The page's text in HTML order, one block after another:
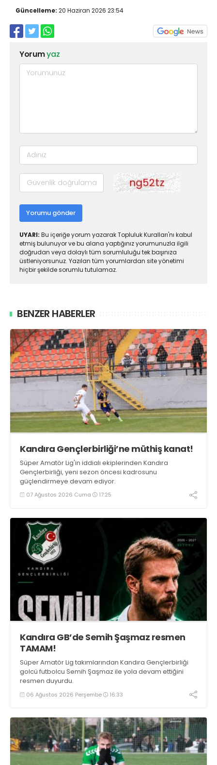
Güncelleme: 20 Haziran 2026 23:54
Yorumyaz
Yorumu gönder
UYARI: Bu içeriğe yorum yazarak Topluluk Kuralları'nı kabul
etmiş bulunuyor ve bu alana yaptığınız yorumunuzla ilgili
doğrudan veya dolaylı tüm sorumluluğu tek başınıza
üstleniyorsunuz. Yazılan tüm yorumlardan site yönetimi
hiçbir şekilde sorumlu tutulamaz.
BENZER HABERLER
Kandıra Gençlerbirliği’ne müthiş kanat!
Süper Amatör Lig'in iddialı ekiplerinden Kandıra
Gençlerbirliği, yeni sezon öncesi kadrosunu
güçlendirmeye devam ediyor.
07 Ağustos 2026 Cuma 17:25
Kandıra GB’de Semih Şaşmaz resmen
TAMAM!
Süper Amatör Lig takımlarından Kandıra Gençlerbirliği
golcü futbolcu Semih Şaşmaz ile yola devam ettiğini
resmen duyurdu.
06 Ağustos 2026 Perşembe 16:33